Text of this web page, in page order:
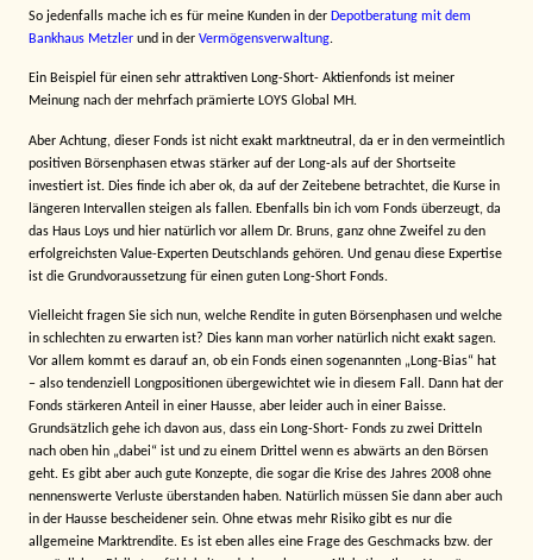
So jedenfalls mache ich es für meine Kunden in der Depotberatung mit dem
Bankhaus Metzler und in der Vermögensverwaltung.
Ein Beispiel für einen sehr attraktiven Long-Short- Aktienfonds ist meiner
Meinung nach der mehrfach prämierte LOYS Global MH.
Aber Achtung, dieser Fonds ist nicht exakt marktneutral, da er in den vermeintlich
positiven Börsenphasen etwas stärker auf der Long-als auf der Shortseite
investiert ist. Dies finde ich aber ok, da auf der Zeitebene betrachtet, die Kurse in
längeren Intervallen steigen als fallen. Ebenfalls bin ich vom Fonds überzeugt, da
das Haus Loys und hier natürlich vor allem Dr. Bruns, ganz ohne Zweifel zu den
erfolgreichsten Value-Experten Deutschlands gehören. Und genau diese Expertise
ist die Grundvoraussetzung für einen guten Long-Short Fonds.
Vielleicht fragen Sie sich nun, welche Rendite in guten Börsenphasen und welche
in schlechten zu erwarten ist? Dies kann man vorher natürlich nicht exakt sagen.
Vor allem kommt es darauf an, ob ein Fonds einen sogenannten „Long-Bias“ hat
– also tendenziell Longpositionen übergewichtet wie in diesem Fall. Dann hat der
Fonds stärkeren Anteil in einer Hausse, aber leider auch in einer Baisse.
Grundsätzlich gehe ich davon aus, dass ein Long-Short- Fonds zu zwei Dritteln
nach oben hin „dabei“ ist und zu einem Drittel wenn es abwärts an den Börsen
geht. Es gibt aber auch gute Konzepte, die sogar die Krise des Jahres 2008 ohne
nennenswerte Verluste überstanden haben. Natürlich müssen Sie dann aber auch
in der Hausse bescheidener sein. Ohne etwas mehr Risiko gibt es nur die
allgemeine Marktrendite. Es ist eben alles eine Frage des Geschmacks bzw. der